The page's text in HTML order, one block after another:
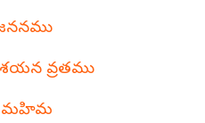
వ్రతము
మహిమ